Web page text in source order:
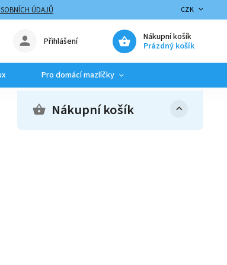
ÚDAJŮ
CZK
Nákupní košík
Prázdný košík
Přihlášení
Pro domácí mazlíčky
Nákupní košík